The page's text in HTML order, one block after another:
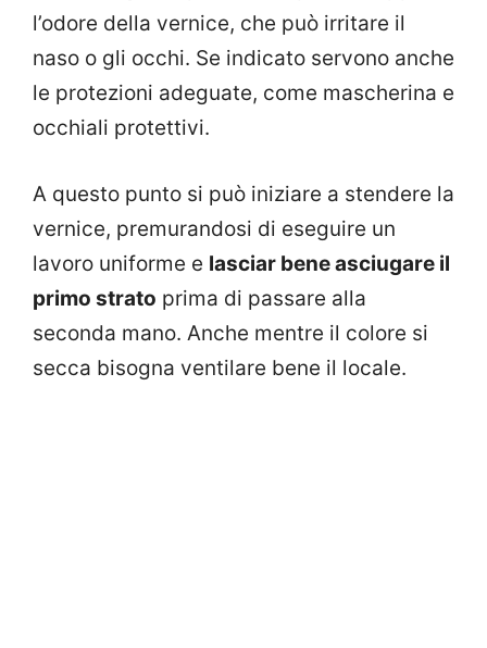
l’odore della vernice, che può irritare il
naso o gli occhi. Se indicato servono anche
le protezioni adeguate, come mascherina e
occhiali protettivi.
A questo punto si può iniziare a stendere la
vernice, premurandosi di eseguire un
lavoro uniforme e lasciar bene asciugare il
primo strato prima di passare alla
seconda mano. Anche mentre il colore si
secca bisogna ventilare bene il locale.